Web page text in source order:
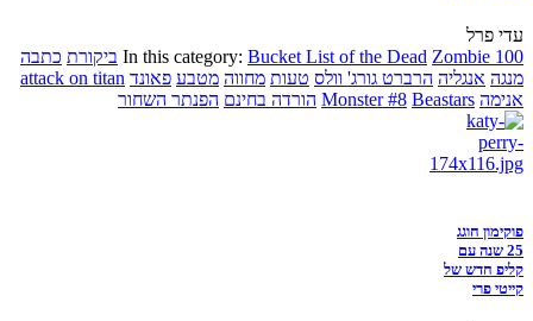
עדי פרל
In this category: Bucket List of the Dead Zombie 100 ביקורת כתבה
מנגה אנגליה הרברט גורג' וולס טעות מחווה מטבע פאונד attack on titan
אנימה
Monster #8 Beastars הורדה בחינם הפנתר השחור
פוקימון חוגג
25 שנה עם
קליפ חדש של
קייטי פרי